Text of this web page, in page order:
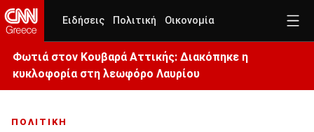
Ειδήσεις Πολιτική Οικονομία
Φωτιά στον Κουβαρά Αττικής: Διακόπηκε η
κυκλοφορία στη λεωφόρο Λαυρίου
ΠΟΛΙΤΙΚΗ